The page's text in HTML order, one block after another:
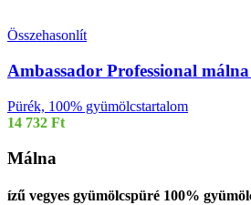
Összehasonlít
Ambassador Professional
Pürék, 100% gyümölcstartalom
14 732 Ft
Málna
ízű vegyes gyümölcspüré 100%